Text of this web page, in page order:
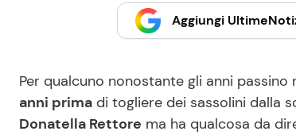
Aggiungi
Per qualcuno nonostante gli anni passino
anni prima di togliere dei sassolini dalla
Donatella Rettore ma ha qualcosa da